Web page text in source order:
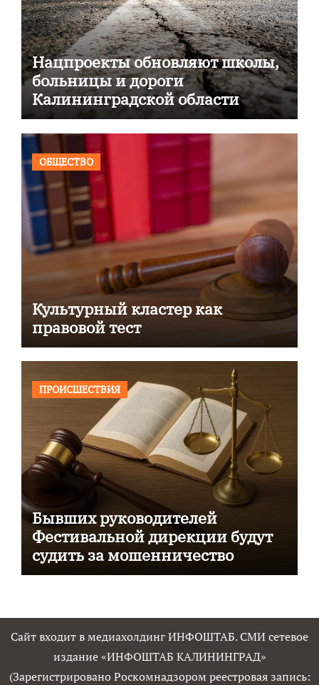
Нацпроекты обновляют школы,
больницы и дороги
Калининградской области
ОБЩЕСТВО
Культурный кластер как
правовой тест
ПРОИСШЕСТВИЯ
Бывших руководителей
Фестивальной дирекции будут
судить за мошенничество
Сайт входит в медиахолдинг ИНФОШТАБ. СМИ сетевое
издание «ИНФОШТАБ КАЛИНИНГРАД»
(Зарегистрировано Роскомнадзором реестровая запись: